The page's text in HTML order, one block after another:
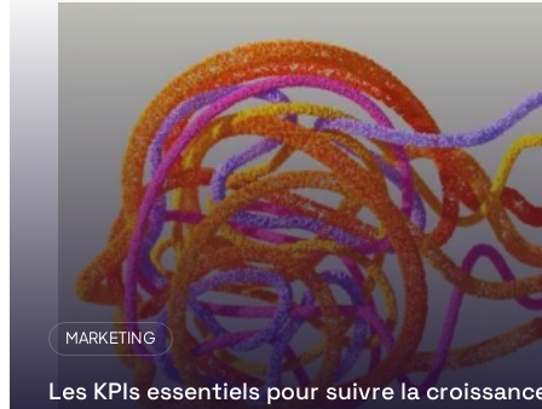
MARKETING
Les KPIs essentiels pour suivre la